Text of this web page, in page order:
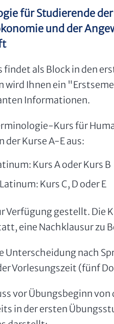
für Studierende
und der
findet als Block in den
wird Ihnen ein
Informationen.
Kurs für
der Kurse A-E aus:
Kurs A oder Kurs B
Kurs C, D oder E
Verfügung gestellt. Die
eine Nachklausur zu
Unterscheidung nach
Vorlesungszeit (fünf
vor Übungsbeginn
in der ersten